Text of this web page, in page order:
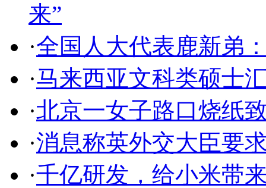
来”
·全国人大代表鹿新弟
·马来西亚文科类硕士
·北京一女子路口烧纸
·消息称英外交大臣要
·千亿研发，给小米带